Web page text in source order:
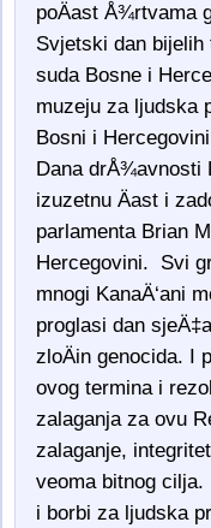
poÄast Å¾rtvama
Svjetski dan
suda Bosne i
muzeju za ljudska
Bosni i
Dana drÅ¾avnosti
izuzetnu Äast i
parlamenta Brian
Hercegovini. Svi
mnogi KanaÄ‘ani
proglasi dan
zloÄin genocida. I
ovog termina i
zalaganja za ovu
zalaganje,
veoma bitnog
i borbi za ljudska